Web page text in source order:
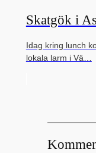
Skatgök i
Idag kring lunch
lokala larm i Vä…